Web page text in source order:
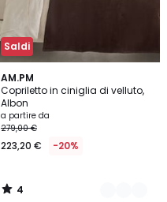
Saldi
AM.PM
Copriletto in ciniglia di velluto,
Albon
a partire da
279,00 €
223,20 € -20%
4
/
5
4
Colori
4
/